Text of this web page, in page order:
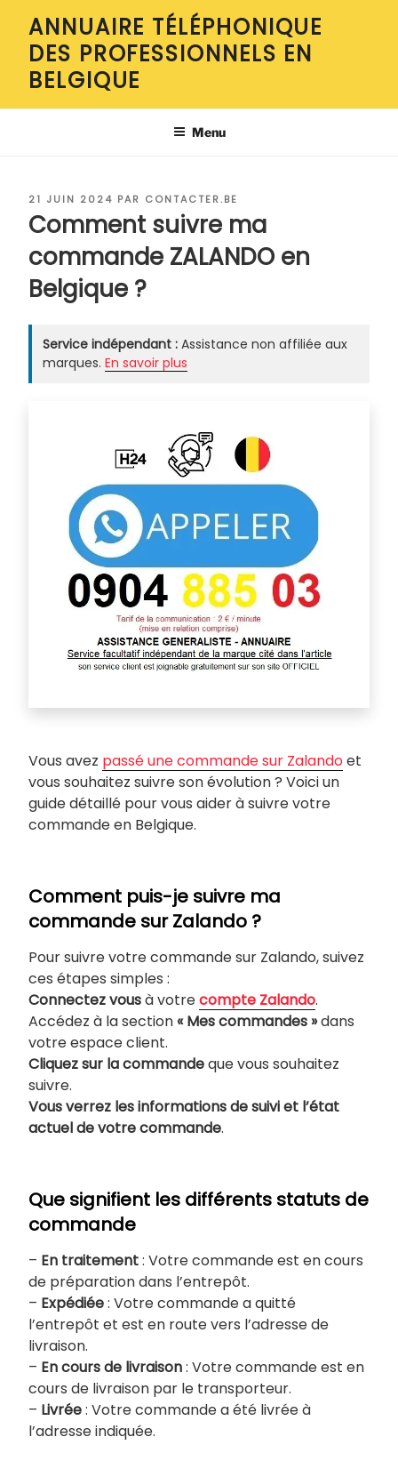
contenu
principal
ANNUAIRE TÉLÉPHONIQUE
DES PROFESSIONNELS EN
BELGIQUE
Menu
PUBLIÉ
LE
21 JUIN 2024 PAR CONTACTER.BE
Comment suivre ma
commande ZALANDO en
Belgique ?
Service indépendant : Assistance non affiliée aux
marques. En savoir plus
Vous avez passé une commande sur Zalandoet
vous souhaitez suivre son évolution ? Voici un
guide détaillé pour vous aider à suivre votre
commande en Belgique.
Comment puis-je suivre ma
commande sur Zalando ?
Pour suivre votre commande sur Zalando, suivez
ces étapes simples :
Connectez vousà votrecompte Zalando.
Accédez à la section« Mes commandes »dans
votre espace client.
Cliquez sur la commandeque vous souhaitez
suivre.
Vous verrez les informations de suivi et l’état
actuel de votre commande.
Que signifient les différents statuts de
commande
– En traitement: Votre commande est en cours
de préparation dans l’entrepôt.
– Expédiée: Votre commande a quitté
l’entrepôt et est en route vers l’adresse de
livraison.
– En cours de livraison: Votre commande est en
cours de livraison par le transporteur.
– Livrée: Votre commande a été livrée à
l’adresse indiquée.